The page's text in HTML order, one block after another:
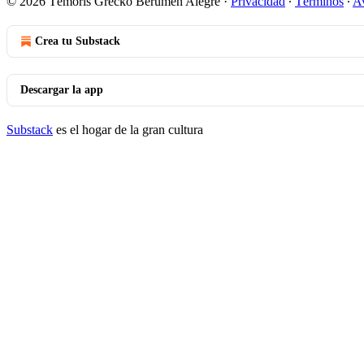
Crea tu Substack
Descargar la app
Substack es el hogar de la gran cultura